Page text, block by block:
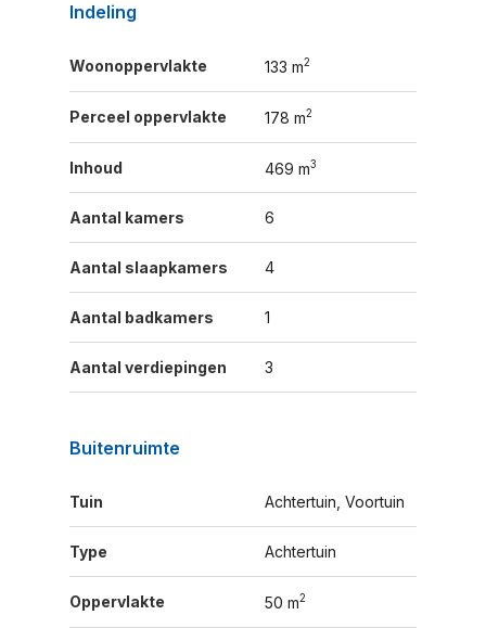
Indeling
Woonoppervlakte 133 m2
Perceel oppervlakte 178 m2
Inhoud 469 m3
Aantal kamers 6
Aantal slaapkamers 4
Aantal badkamers 1
Aantal verdiepingen 3
Buitenruimte
Tuin Achtertuin, Voortuin
Type Achtertuin
Oppervlakte 50 m2